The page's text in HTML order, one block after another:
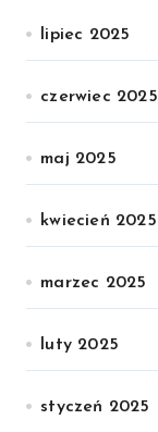
lipiec 2025
czerwiec 2025
maj 2025
kwiecień 2025
marzec 2025
luty 2025
styczeń 2025